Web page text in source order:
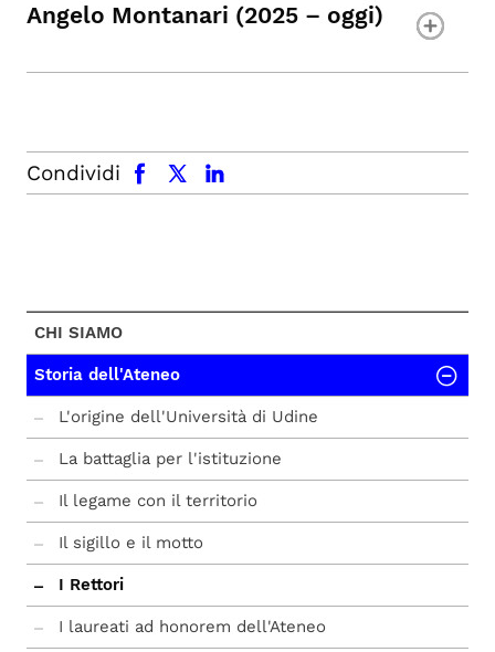
Angelo Montanari (2025 – oggi)
Condividi
facebook x.com linkedin
CHI SIAMO
Storia dell'Ateneo
L'origine dell'Università di Udine
La battaglia per l'istituzione
Il legame con il territorio
Il sigillo e il motto
I Rettori
I laureati ad honorem dell'Ateneo